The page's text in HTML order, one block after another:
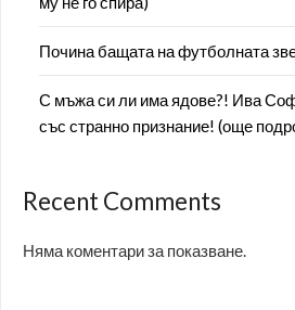
Почина бащата на футболната
С мъжа си ли има ядове?! Ива
със странно признание! (още
Recent Comments
Няма коментари за показване.